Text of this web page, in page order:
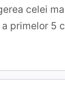
celei
primelor 5